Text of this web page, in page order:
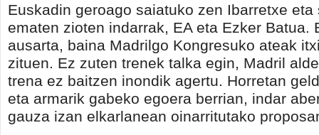
Euskadin geroago saiatuko zen Ibarretxe eta
ematen zioten indarrak, EA eta Ezker Batua.
ausarta, baina Madrilgo Kongresuko ateak
zituen. Ez zuten trenek talka egin, Madril
trena ez baitzen inondik agertu. Horretan
eta armarik gabeko egoera berrian, indar
gauza izan elkarlanean oinarritutako